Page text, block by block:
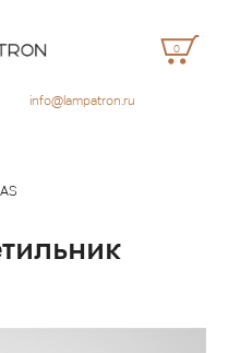
0
info@lampatron.ru